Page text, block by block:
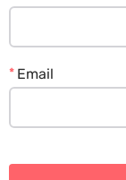
Email
*